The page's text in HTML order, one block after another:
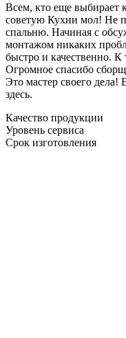
Всем, кто еще выбирает
советую Кухни мол! Не
спальню. Начиная с
монтажом никаких
быстро и качественно.
Огромное спасибо
Это мастер своего дела!
здесь.
Качество продукции
Уровень сервиса
Срок изготовления